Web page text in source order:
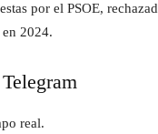
por el PSOE,
2024.
real.